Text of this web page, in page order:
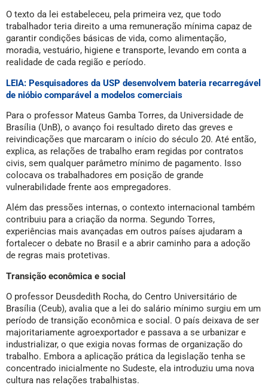
O texto da lei estabeleceu, pela primeira vez, que todo
trabalhador teria direito a uma remuneração mínima capaz de
garantir condições básicas de vida, como alimentação,
moradia, vestuário, higiene e transporte, levando em conta a
realidade de cada região e período.
LEIA: Pesquisadores da USP desenvolvem bateria recarregável
de nióbio comparável a modelos comerciais
Para o professor Mateus Gamba Torres, da Universidade de
Brasília (UnB), o avanço foi resultado direto das greves e
reivindicações que marcaram o início do século 20. Até então,
explica, as relações de trabalho eram regidas por contratos
civis, sem qualquer parâmetro mínimo de pagamento. Isso
colocava os trabalhadores em posição de grande
vulnerabilidade frente aos empregadores.
Além das pressões internas, o contexto internacional também
contribuiu para a criação da norma. Segundo Torres,
experiências mais avançadas em outros países ajudaram a
fortalecer o debate no Brasil e a abrir caminho para a adoção
de regras mais protetivas.
Transição econômica e social
O professor Deusdedith Rocha, do Centro Universitário de
Brasília (Ceub), avalia que a lei do salário mínimo surgiu em um
período de transição econômica e social. O país deixava de ser
majoritariamente agroexportador e passava a se urbanizar e
industrializar, o que exigia novas formas de organização do
trabalho. Embora a aplicação prática da legislação tenha se
concentrado inicialmente no Sudeste, ela introduziu uma nova
cultura nas relações trabalhistas.